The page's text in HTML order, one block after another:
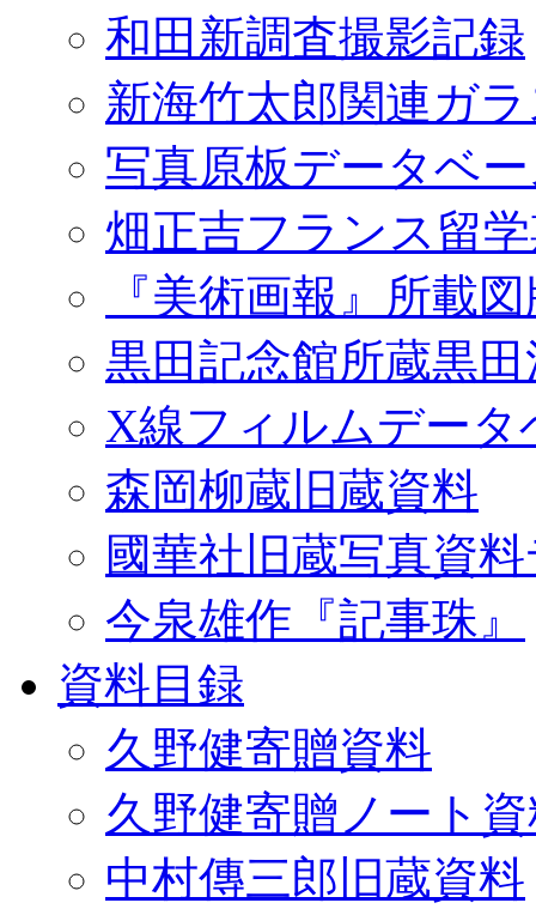
和田新調査撮影記録
新海竹太郎関連ガ
写真原板データベ
畑正吉フランス留
『美術画報』所載
黒田記念館所蔵黒
X線フィルムデータ
森岡柳蔵旧蔵資料
國華社旧蔵写真資
今泉雄作『記事珠』
資料目録
久野健寄贈資料
久野健寄贈ノート
中村傳三郎旧蔵資料